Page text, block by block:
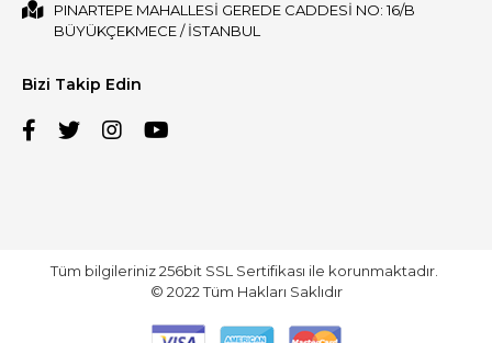
PINARTEPE MAHALLESİ GEREDE CADDESİ NO: 16/B
BÜYÜKÇEKMECE / İSTANBUL
Bizi Takip Edin
Tüm bilgileriniz 256bit SSL Sertifikası ile korunmaktadır.
© 2022Tüm Hakları Saklıdır